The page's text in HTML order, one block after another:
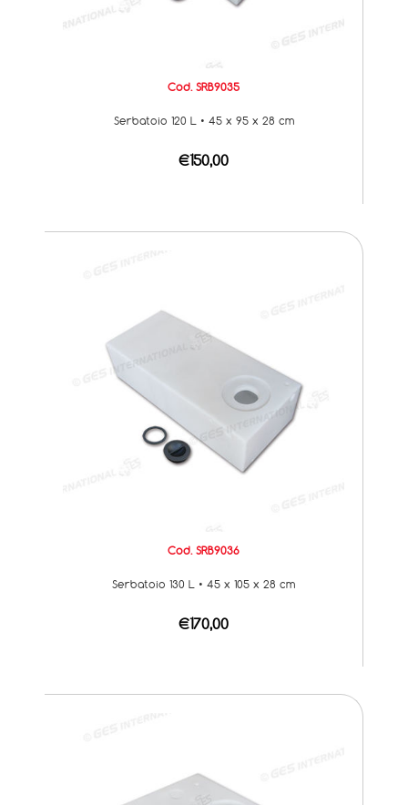
Cod. SRB9035
Serbatoio 120 L • 45 x 95 x 28 cm
€150,00
Cod. SRB9036
Serbatoio 130 L • 45 x 105 x 28 cm
€170,00